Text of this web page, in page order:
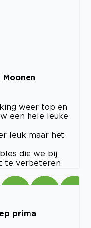
weer top en
een hele leuke
leuk maar het
die we bij
te verbeteren.
prima